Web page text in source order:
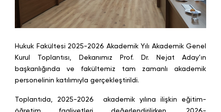
Hukuk Fakültesi 2025-2026 Akademik Yılı Akademik Genel
Kurul Toplantısı, Dekanımız Prof. Dr. Nejat Aday’ın
başkanlığında ve fakültemiz tam zamanlı akademik
personelinin katılımıyla gerçekleştirildi.
Toplantıda, 2025-2026 akademik yılına ilişkin eğitim-